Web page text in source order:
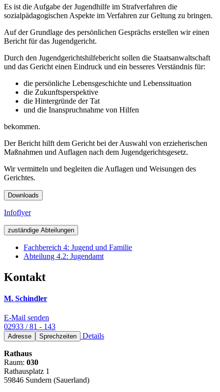
Es ist die Aufgabe der Jugendhilfe im Strafverfahren die
sozialpädagogischen Aspekte im Verfahren zur Geltung zu bringen.
Auf der Grundlage des persönlichen Gesprächs erstellen wir einen
Bericht für das Jugendgericht.
Durch den Jugendgerichtshilfebericht sollen die Staatsanwaltschaft
und das Gericht einen Eindruck und ein besseres Verständnis für:
die persönliche Lebensgeschichte und Lebenssituation
die Zukunftsperspektive
die Hintergründe der Tat
und die Inanspruchnahme von Hilfen
bekommen.
Der Bericht hilft dem Gericht bei der Auswahl von erzieherischen
Maßnahmen und Auflagen nach dem Jugendgerichtsgesetz.
Wir vermitteln und begleiten die Auflagen und Weisungen des
Gerichtes.
Downloads
Infoflyer
zuständige Abteilungen
Fachbereich 4: Jugend und Familie
Abteilung 4.2: Jugendamt
Kontakt
M. Schindler
E-Mail senden
02933 / 81 - 143
Adresse Sprechzeiten Details
Rathaus
Raum: 030
Rathausplatz 1
59846 Sundern (Sauerland)